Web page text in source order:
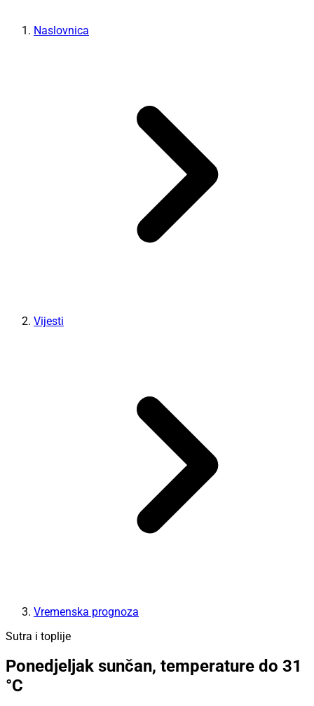
Naslovnica
Vijesti
Vremenska prognoza
Sutra i toplije
Ponedjeljak sunčan, temperature do 31
°C